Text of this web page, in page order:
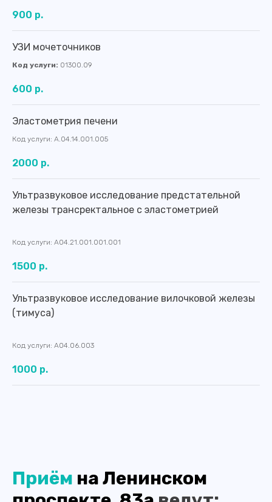
900 р.
УЗИ мочеточников
Код услуги: 01300.09
600 р.
Эластометрия печени
Код услуги: А.04.14.001.005
2000 р.
Ультразвуковое исследование предстательной
железы трансректальное с эластометрией
Код услуги: A04.21.001.001.001
1500 р.
Ультразвуковое исследование вилочковой железы
(тимуса)
Код услуги: A04.06.003
1000 р.
Приём на Ленинском
Контакты